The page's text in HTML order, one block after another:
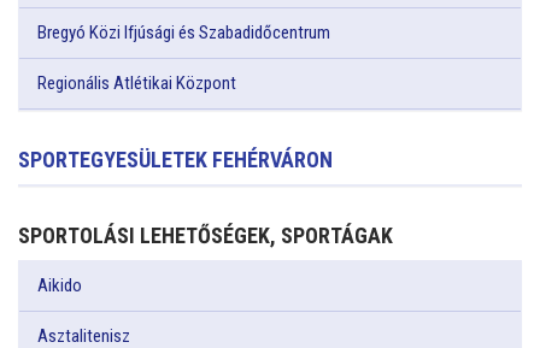
Bregyó Közi Ifjúsági és Szabadidőcentrum
Regionális Atlétikai Központ
SPORTEGYESÜLETEK FEHÉRVÁRON
SPORTOLÁSI LEHETŐSÉGEK, SPORTÁGAK
Aikido
Asztalitenisz